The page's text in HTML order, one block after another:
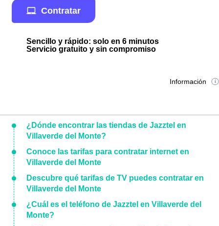
Contratar
Sencillo y rápido: solo en 6 minutos
Servicio gratuito y sin compromiso
Información
¿Dónde encontrar las tiendas de Jazztel en
Villaverde del Monte?
Conoce las tarifas para contratar internet en
Villaverde del Monte
Descubre qué tarifas de TV puedes contratar en
Villaverde del Monte
¿Cuál es el teléfono de Jazztel en Villaverde del
Monte?